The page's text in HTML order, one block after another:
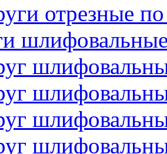
отрезные